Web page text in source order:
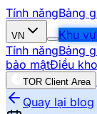
Tính năngBảng
VN Khu
Tính năngBảng
bảo mậtĐiều
TOR Client Area
Quay lại blog